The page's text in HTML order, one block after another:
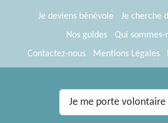
Je me porte volontaire
Je deviens bénévole
Je cherche
Nos guides
Qui sommes-
Contactez-nous
Mentions Légales
® Tous Bénévoles 2012-2026